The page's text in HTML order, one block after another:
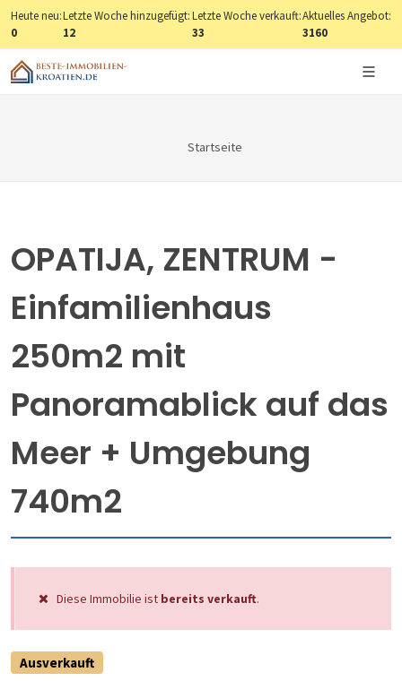
Heute neu:
0
Letzte Woche hinzugefügt:
12
Letzte Woche verkauft:
33
Aktuelles Angebot:
3160
Startseite
OPATIJA, ZENTRUM -
Einfamilienhaus
250m2 mit
Panoramablick auf das
Meer + Umgebung
740m2
Diese Immobilie ist bereits verkauft.
Ausverkauft